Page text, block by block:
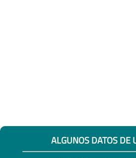
ALGUNOS DATOS DE